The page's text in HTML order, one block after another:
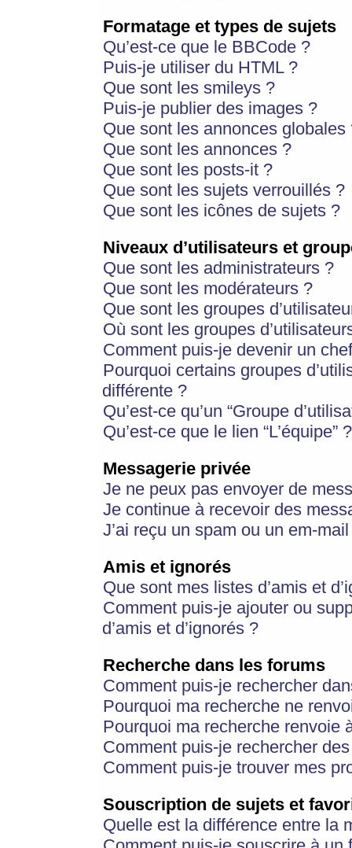
Formatage et types de sujets
Qu’est-ce que le BBCode ?
Puis-je utiliser du HTML ?
Que sont les smileys ?
Puis-je publier des images ?
Que sont les annonces globales
Que sont les annonces ?
Que sont les posts-it ?
Que sont les sujets verrouillés ?
Que sont les icônes de sujets ?
Niveaux d’utilisateurs et
Que sont les administrateurs ?
Que sont les modérateurs ?
Que sont les groupes
Où sont les groupes
Comment puis-je devenir un
Pourquoi certains groupes
différente ?
Qu’est-ce qu’un “Groupe
Qu’est-ce que le lien “L’équipe” ?
Messagerie privée
Je ne peux pas envoyer de
Je continue à recevoir des
J’ai reçu un spam ou un em-
Amis et ignorés
Que sont mes listes d’amis et
Comment puis-je ajouter ou
d’amis et d’ignorés ?
Recherche dans les forums
Comment puis-je rechercher
Pourquoi ma recherche ne
Pourquoi ma recherche renvoie
Comment puis-je rechercher
Comment puis-je trouver mes
Souscription de sujets et
Quelle est la différence entre la